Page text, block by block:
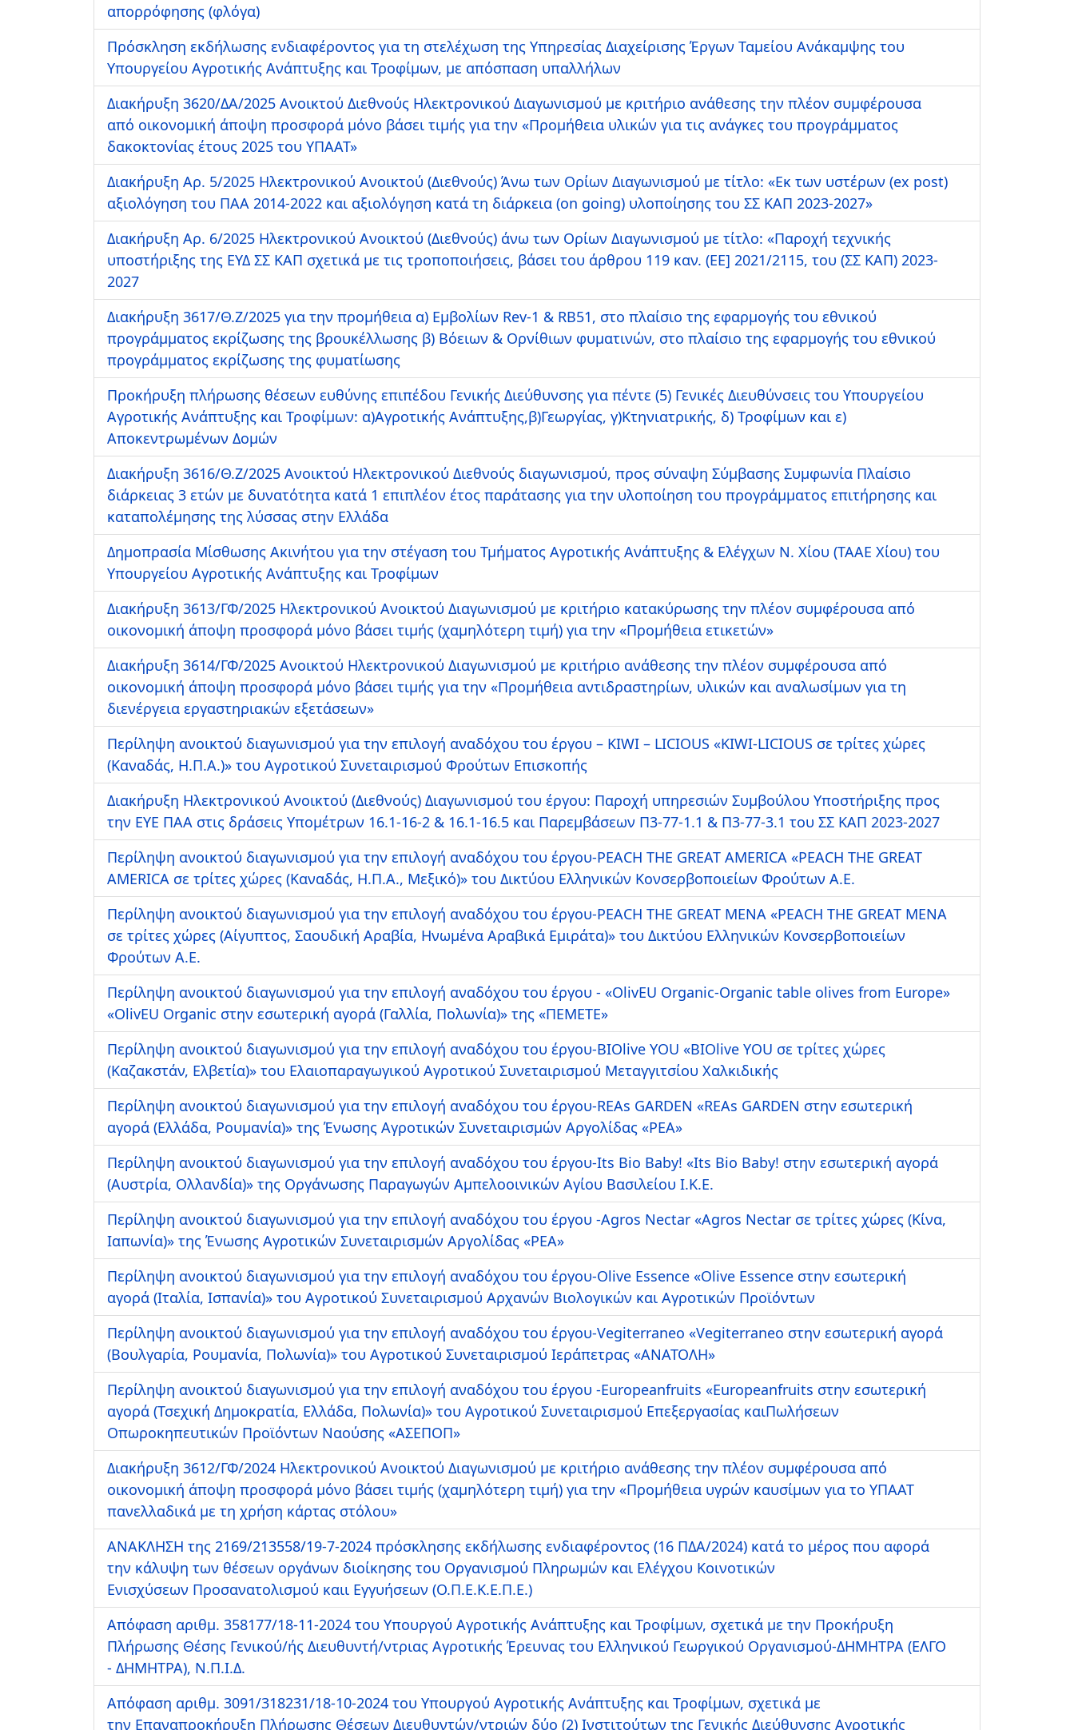
απορρόφησης (φλόγα)
Πρόσκληση εκδήλωσης ενδιαφέροντος για τη στελέχωση της Υπηρεσίας Διαχείρισης Έργων Ταμείου Ανάκαμψης του
Υπουργείου Αγροτικής Ανάπτυξης και Τροφίμων, με απόσπαση υπαλλήλων
Διακήρυξη 3620/ΔΑ/2025 Ανοικτού Διεθνούς Ηλεκτρονικού Διαγωνισμού με κριτήριο ανάθεσης την πλέον συμφέρουσα
από οικονομική άποψη προσφορά μόνο βάσει τιμής για την «Προμήθεια υλικών για τις ανάγκες του προγράμματος
δακοκτονίας έτους 2025 του ΥΠΑΑΤ»
Διακήρυξη Αρ. 5/2025 Ηλεκτρονικού Ανοικτού (Διεθνούς) Άνω των Ορίων Διαγωνισμού με τίτλο: «Εκ των υστέρων (ex post)
αξιολόγηση του ΠΑΑ 2014-2022 και αξιολόγηση κατά τη διάρκεια (on going) υλοποίησης του ΣΣ ΚΑΠ 2023-2027»
Διακήρυξη Αρ. 6/2025 Ηλεκτρονικού Ανοικτού (Διεθνούς) άνω των Ορίων Διαγωνισμού με τίτλο: «Παροχή τεχνικής
υποστήριξης της ΕΥΔ ΣΣ ΚΑΠ σχετικά με τις τροποποιήσεις, βάσει του άρθρου 119 καν. (ΕΕ] 2021/2115, του (ΣΣ ΚΑΠ) 2023-
2027
Διακήρυξη 3617/Θ.Ζ/2025 για την προμήθεια α) Εμβολίων Rev-1 & RB51, στο πλαίσιο της εφαρμογής του εθνικού
προγράμματος εκρίζωσης της βρουκέλλωσης β) Βόειων & Ορνίθιων φυματινών, στο πλαίσιο της εφαρμογής του εθνικού
προγράμματος εκρίζωσης της φυματίωσης
Προκήρυξη πλήρωσης θέσεων ευθύνης επιπέδου Γενικής Διεύθυνσης για πέντε (5) Γενικές Διευθύνσεις του Υπουργείου
Αγροτικής Ανάπτυξης και Τροφίμων: α)Αγροτικής Ανάπτυξης,β)Γεωργίας, γ)Κτηνιατρικής, δ) Τροφίμων και ε)
Αποκεντρωμένων Δομών
Διακήρυξη 3616/Θ.Ζ/2025 Ανοικτού Ηλεκτρονικού Διεθνούς διαγωνισμού, προς σύναψη Σύμβασης Συμφωνία Πλαίσιο
διάρκειας 3 ετών με δυνατότητα κατά 1 επιπλέον έτος παράτασης για την υλοποίηση του προγράμματος επιτήρησης και
καταπολέμησης της λύσσας στην Ελλάδα
Δημοπρασία Μίσθωσης Ακινήτου για την στέγαση του Τμήματος Αγροτικής Ανάπτυξης & Ελέγχων Ν. Χίου (ΤΑΑΕ Χίου) του
Υπουργείου Αγροτικής Ανάπτυξης και Τροφίμων
Διακήρυξη 3613/ΓΦ/2025 Ηλεκτρονικού Ανοικτού Διαγωνισμού με κριτήριο κατακύρωσης την πλέον συμφέρουσα από
οικονομική άποψη προσφορά μόνο βάσει τιμής (χαμηλότερη τιμή) για την «Προμήθεια ετικετών»
Διακήρυξη 3614/ΓΦ/2025 Ανοικτού Ηλεκτρονικού Διαγωνισμού με κριτήριο ανάθεσης την πλέον συμφέρουσα από
οικονομική άποψη προσφορά μόνο βάσει τιμής για την «Προμήθεια αντιδραστηρίων, υλικών και αναλωσίμων για τη
διενέργεια εργαστηριακών εξετάσεων»
Περίληψη ανοικτού διαγωνισμού για την επιλογή αναδόχου του έργου – KIWI – LICIOUS «KIWI-LICIOUS σε τρίτες χώρες
(Καναδάς, Η.Π.Α.)» του Αγροτικού Συνεταιρισμού Φρούτων Επισκοπής
Διακήρυξη Ηλεκτρονικού Ανοικτού (Διεθνούς) Διαγωνισμού του έργου: Παροχή υπηρεσιών Συμβούλου Υποστήριξης προς
την ΕΥΕ ΠΑΑ στις δράσεις Υπομέτρων 16.1-16-2 & 16.1-16.5 και Παρεμβάσεων Π3-77-1.1 & Π3-77-3.1 του ΣΣ ΚΑΠ 2023-2027
Περίληψη ανοικτού διαγωνισμού για την επιλογή αναδόχου του έργου-PEACH THE GREAT AMERICA «PEACH THE GREAT
AMERICA σε τρίτες χώρες (Καναδάς, Η.Π.Α., Μεξικό)» του Δικτύου Ελληνικών Κονσερβοποιείων Φρούτων Α.Ε.
Περίληψη ανοικτού διαγωνισμού για την επιλογή αναδόχου του έργου-PEACH THE GREAT MENA «PEACH THE GREAT MENA
σε τρίτες χώρες (Αίγυπτος, Σαουδική Αραβία, Ηνωμένα Αραβικά Εμιράτα)» του Δικτύου Ελληνικών Κονσερβοποιείων
Φρούτων Α.Ε.
Περίληψη ανοικτού διαγωνισμού για την επιλογή αναδόχου του έργου - «OlivEU Organic-Organic table olives from Europe»
«OlivEU Organic στην εσωτερική αγορά (Γαλλία, Πολωνία)» της «ΠΕΜΕΤΕ»
Περίληψη ανοικτού διαγωνισμού για την επιλογή αναδόχου του έργου-BIOlive YOU «BIOlive YOU σε τρίτες χώρες
(Καζακστάν, Ελβετία)» του Ελαιοπαραγωγικού Αγροτικού Συνεταιρισμού Μεταγγιτσίου Χαλκιδικής
Περίληψη ανοικτού διαγωνισμού για την επιλογή αναδόχου του έργου-REAs GARDEN «REAs GARDEN στην εσωτερική
αγορά (Ελλάδα, Ρουμανία)» της Ένωσης Αγροτικών Συνεταιρισμών Αργολίδας «ΡΕΑ»
Περίληψη ανοικτού διαγωνισμού για την επιλογή αναδόχου του έργου-Its Bio Baby! «Its Bio Baby! στην εσωτερική αγορά
(Αυστρία, Ολλανδία)» της Οργάνωσης Παραγωγών Αμπελοοινικών Αγίου Βασιλείου Ι.Κ.Ε.
Περίληψη ανοικτού διαγωνισμού για την επιλογή αναδόχου του έργου -Agros Nectar «Agros Nectar σε τρίτες χώρες (Κίνα,
Ιαπωνία)» της Ένωσης Αγροτικών Συνεταιρισμών Αργολίδας «ΡΕΑ»
Περίληψη ανοικτού διαγωνισμού για την επιλογή αναδόχου του έργου-Olive Essence «Olive Essence στην εσωτερική
αγορά (Ιταλία, Ισπανία)» του Αγροτικού Συνεταιρισμού Αρχανών Βιολογικών και Αγροτικών Προϊόντων
Περίληψη ανοικτού διαγωνισμού για την επιλογή αναδόχου του έργου-Vegiterraneo «Vegiterraneo στην εσωτερική αγορά
(Βουλγαρία, Ρουμανία, Πολωνία)» του Αγροτικού Συνεταιρισμού Ιεράπετρας «ΑΝΑΤΟΛΗ»
Περίληψη ανοικτού διαγωνισμού για την επιλογή αναδόχου του έργου -Europeanfruits «Europeanfruits στην εσωτερική
αγορά (Τσεχική Δημοκρατία, Ελλάδα, Πολωνία)» του Αγροτικού Συνεταιρισμού Επεξεργασίας καιΠωλήσεων
Οπωροκηπευτικών Προϊόντων Ναούσης «ΑΣΕΠΟΠ»
Διακήρυξη 3612/ΓΦ/2024 Ηλεκτρονικού Ανοικτού Διαγωνισμού με κριτήριο ανάθεσης την πλέον συμφέρουσα από
οικονομική άποψη προσφορά μόνο βάσει τιμής (χαμηλότερη τιμή) για την «Προμήθεια υγρών καυσίμων για το ΥΠΑΑΤ
πανελλαδικά με τη χρήση κάρτας στόλου»
ΑΝΑΚΛΗΣΗ της 2169/213558/19-7-2024 πρόσκλησης εκδήλωσης ενδιαφέροντος (16 ΠΔΑ/2024) κατά το μέρος που αφορά
την κάλυψη των θέσεων οργάνων διοίκησης του Οργανισμού Πληρωμών και Ελέγχου Κοινοτικών
Ενισχύσεων Προσανατολισμού καιι Εγγυήσεων (Ο.Π.Ε.Κ.Ε.Π.Ε.)
Απόφαση αριθμ. 358177/18-11-2024 του Υπουργού Αγροτικής Ανάπτυξης και Τροφίμων, σχετικά με την Προκήρυξη
Πλήρωσης Θέσης Γενικού/ής Διευθυντή/ντριας Αγροτικής Έρευνας του Ελληνικού Γεωργικού Οργανισμού-ΔΗΜΗΤΡΑ (ΕΛΓΟ
- ΔΗΜΗΤΡΑ), Ν.Π.Ι.Δ.
Απόφαση αριθμ. 3091/318231/18-10-2024 του Υπουργού Αγροτικής Ανάπτυξης και Τροφίμων, σχετικά με
την Επαναπροκήρυξη Πλήρωσης Θέσεων Διευθυντών/ντριών δύο (2) Ινστιτούτων της Γενικής Διεύθυνσης Αγροτικής